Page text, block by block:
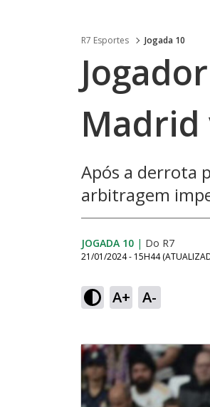
R7 Esportes Jogada 10
Madrid
Após a derrota
arbitragem
JOGADA 10 | Do R7
21/01/2024 - 15H44
A+ A-